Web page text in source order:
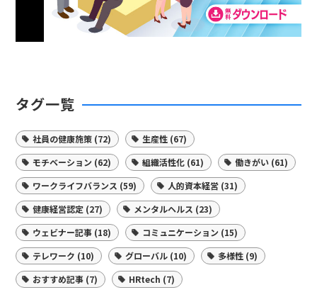
タグ一覧
社員の健康施策 (72)
生産性 (67)
モチベーション (62)
組織活性化 (61)
働きがい (61)
ワークライフバランス (59)
人的資本経営 (31)
健康経営認定 (27)
メンタルヘルス (23)
ウェビナー記事 (18)
コミュニケーション (15)
テレワーク (10)
グローバル (10)
多様性 (9)
おすすめ記事 (7)
HRtech (7)